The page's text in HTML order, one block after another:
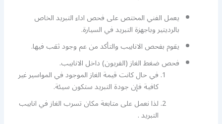
يعمل الفني المختص على فحص اداء التبريد الخاص
بالرديتير وباجهزة التبريد في السيارة.
يقوم بفحص الانابيب والتأكد من عم وجود ثقب فيها.
فحص ضغط الغاز (الفريون) داخل الانابيب.
في حال كانت قيمة الغاز الموجود في المواسير غير
كافية فإن جودة التبريد ستكون سيئة.
لذا نعمل على متابعة مكان تسرب الغاز في انابيب
التبريد .